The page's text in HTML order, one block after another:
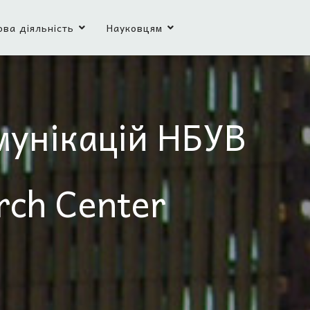
діяльність Науковцям
НБУВ
Center